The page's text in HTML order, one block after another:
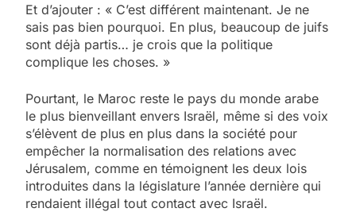
Et d’ajouter : « C’est différent maintenant. Je ne
sais pas bien pourquoi. En plus, beaucoup de juifs
sont déjà partis… je crois que la politique
complique les choses. »
Pourtant, le Maroc reste le pays du monde arabe
le plus bienveillant envers Israël, même si des voix
s’élèvent de plus en plus dans la société pour
empêcher la normalisation des relations avec
Jérusalem, comme en témoignent les deux lois
introduites dans la législature l’année dernière qui
rendaient illégal tout contact avec Israël.